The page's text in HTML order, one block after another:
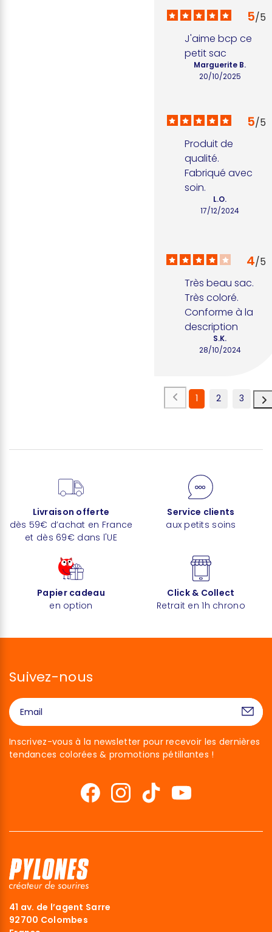
5/5
J'aime bcp ce
petit sac
20/10/2025
Marguerite B.
5/5
Produit de
qualité.
Fabriqué avec
soin.
17/12/2024
L.O.
4/5
Très beau sac.
Très coloré.
Conforme à la
description
28/10/2024
S.K.
1 2 3
Livraison offerte
dès 59€ d’achat en France
et dès 69€ dans l'UE
Service clients
aux petits soins
Papier cadeau
en option
Click & Collect
Retrait en 1h chrono
Suivez-nous
Inscrivez-vous à la newsletter pour recevoir les dernières
tendances colorées & promotions pétillantes !
41 av. de l’agent Sarre
92700 Colombes